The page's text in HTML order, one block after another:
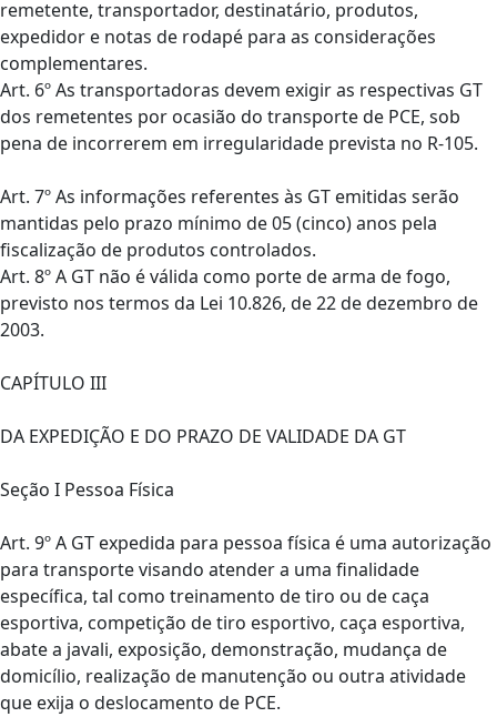
remetente, transportador, destinatário, produtos,
expedidor e notas de rodapé para as considerações
complementares.
Art. 6º As transportadoras devem exigir as respectivas GT
dos remetentes por ocasião do transporte de PCE, sob
pena de incorrerem em irregularidade prevista no R-105.
Art. 7º As informações referentes às GT emitidas serão
mantidas pelo prazo mínimo de 05 (cinco) anos pela
fiscalização de produtos controlados.
Art. 8º A GT não é válida como porte de arma de fogo,
previsto nos termos da Lei 10.826, de 22 de dezembro de
2003.
CAPÍTULO III
DA EXPEDIÇÃO E DO PRAZO DE VALIDADE DA GT
Seção I Pessoa Física
Art. 9º A GT expedida para pessoa física é uma autorização
para transporte visando atender a uma finalidade
específica, tal como treinamento de tiro ou de caça
esportiva, competição de tiro esportivo, caça esportiva,
abate a javali, exposição, demonstração, mudança de
domicílio, realização de manutenção ou outra atividade
que exija o deslocamento de PCE.